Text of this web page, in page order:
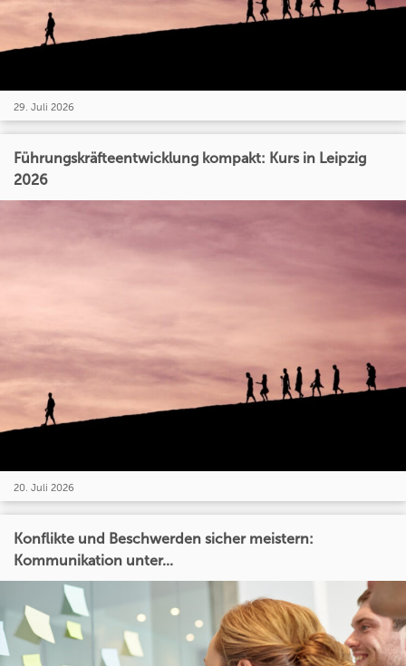
29. Juli 2026
Führungskräfteentwicklung kompakt: Kurs in Leipzig
2026
20. Juli 2026
Konflikte und Beschwerden sicher meistern:
Kommunikation unter...